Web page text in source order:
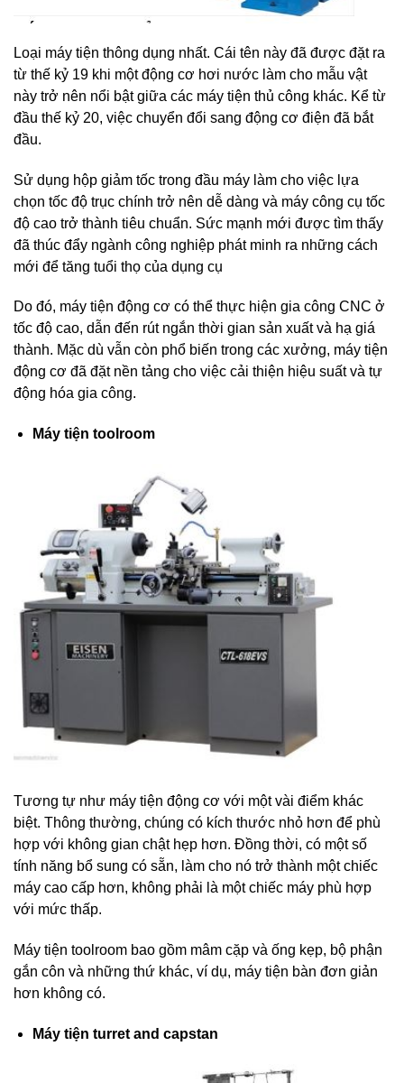
Loại máy tiện thông dụng nhất. Cái tên này đã được đặt ra
từ thế kỷ 19 khi một động cơ hơi nước làm cho mẫu vật
này trở nên nổi bật giữa các máy tiện thủ công khác. Kể từ
đầu thế kỷ 20, việc chuyển đổi sang động cơ điện đã bắt
đầu.
Sử dụng hộp giảm tốc trong đầu máy làm cho việc lựa
chọn tốc độ trục chính trở nên dễ dàng và máy công cụ tốc
độ cao trở thành tiêu chuẩn. Sức mạnh mới được tìm thấy
đã thúc đẩy ngành công nghiệp phát minh ra những cách
mới để tăng tuổi thọ của dụng cụ
Do đó, máy tiện động cơ có thể thực hiện gia công CNC ở
tốc độ cao, dẫn đến rút ngắn thời gian sản xuất và hạ giá
thành. Mặc dù vẫn còn phổ biến trong các xưởng, máy tiện
động cơ đã đặt nền tảng cho việc cải thiện hiệu suất và tự
động hóa gia công.
Máytiện toolroom
Tương tự như máy tiện động cơ với một vài điểm khác
biệt. Thông thường, chúng có kích thước nhỏ hơn để phù
hợp với không gian chật hẹp hơn. Đồng thời, có một số
tính năng bổ sung có sẵn, làm cho nó trở thành một chiếc
máy cao cấp hơn, không phải là một chiếc máy phù hợp
với mức thấp.
Máy tiện toolroom bao gồm mâm cặp và ống kẹp, bộ phận
gắn côn và những thứ khác, ví dụ, máy tiện bàn đơn giản
hơn không có.
Máy tiện turret and capstan